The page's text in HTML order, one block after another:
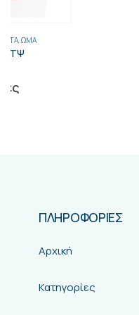
Κατηγορίες
Κατάστημα
Σχετικά Με Μας